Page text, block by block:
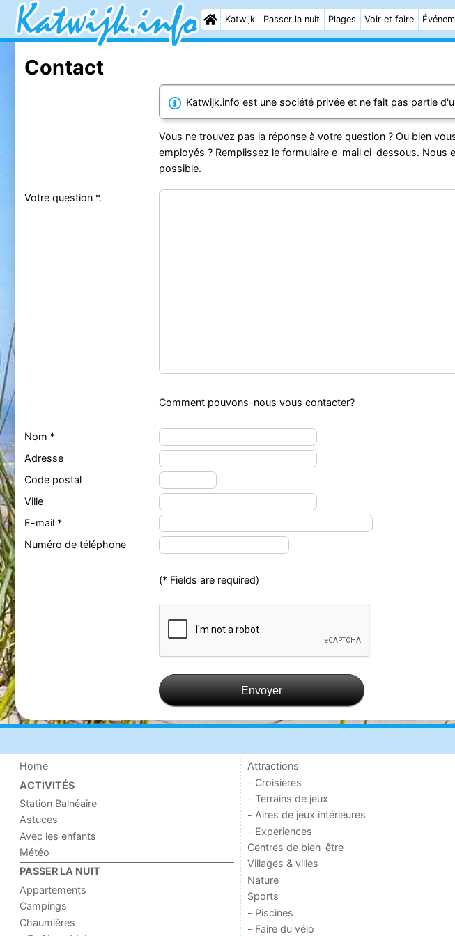
Katwijk Passer la nuit Plages Voir et faire
Contact
Katwijk.info est une société privée et ne fait pas partie
Vous ne trouvez pas la réponse à votre question ? Ou bien
employés ? Remplissez le formulaire e-mail ci-dessous.
possible.
Votre question *.
Comment pouvons-nous vous contacter?
Nom *
Adresse
Code postal
Ville
E-mail *
Numéro de téléphone
(* Fields are required)
Envoyer
Home
ACTIVITÉS
Station Balnéaire
Astuces
Avec les enfants
Météo
PASSER LA NUIT
Appartements
Campings
Chaumières
Attractions
- Croisières
- Terrains de jeux
- Aires de jeux intérieures
- Experiences
Centres de bien-être
Villages & villes
Nature
Sports
- Piscines
- Faire du vélo